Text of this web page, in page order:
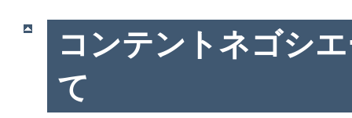
コンテントネゴシ
て